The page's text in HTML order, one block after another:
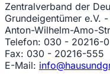
Zentralverband der
Grundeigentümer e.V.
Anton-Wilhelm-Amo-
Telefon: 030 - 20216-0
Fax: 030 - 20216-555
E-Mail: